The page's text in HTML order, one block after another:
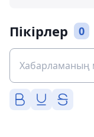
Пікірлер 0